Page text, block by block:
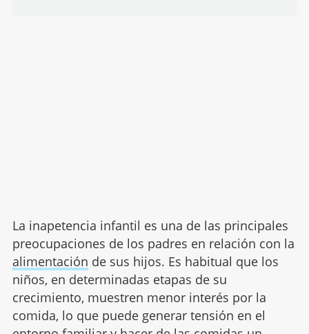
La inapetencia infantil es una de las principales
preocupaciones de los padres en relación con la
alimentación de sus hijos. Es habitual que los
niños, en determinadas etapas de su
crecimiento, muestren menor interés por la
comida, lo que puede generar tensión en el